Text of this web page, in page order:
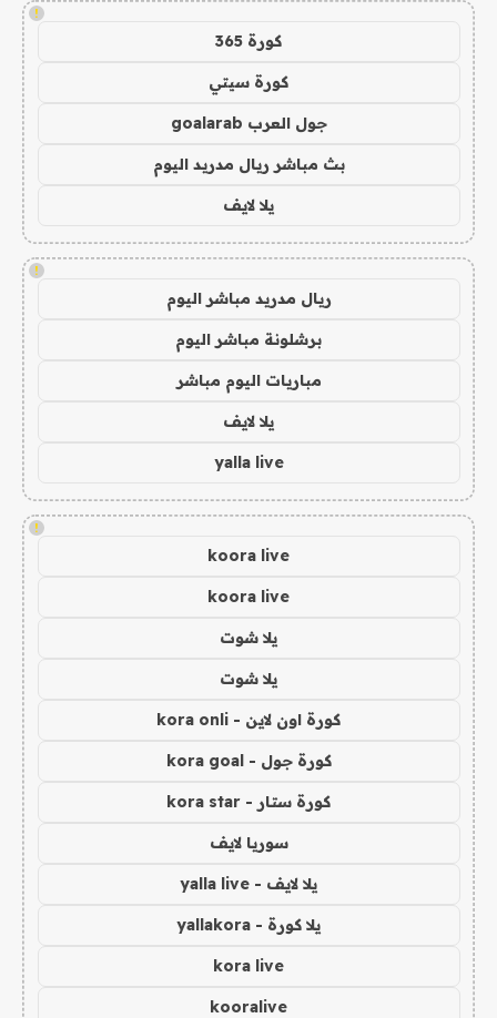
!
كورة 365
كورة سيتي
جول العرب goalarab
بث مباشر ريال مدريد اليوم
يلا لايف
!
ريال مدريد مباشر اليوم
برشلونة مباشر اليوم
مباريات اليوم مباشر
يلا لايف
yalla live
!
koora live
koora live
يلا شوت
يلا شوت
كورة اون لاين - kora onli
كورة جول - kora goal
كورة ستار - kora star
سوريا لايف
يلا لايف - yalla live
يلا كورة - yallakora
kora live
kooralive